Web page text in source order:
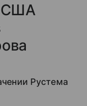
США
Рустема